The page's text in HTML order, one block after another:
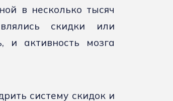
в несколько тысяч
скидки или
и активность мозга
систему скидок и